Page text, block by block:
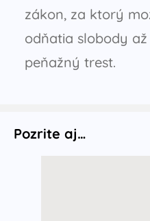
zákon, za ktorý
odňatia slobody
peňažný trest.
Pozrite aj…